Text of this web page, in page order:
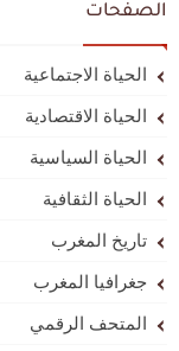
الصفحات
الحياة الاجتماعية
الحياة الاقتصادية
الحياة السياسية
الحياة الثقافية
تاريخ المغرب
جغرافيا المغرب
المتحف الرقمي